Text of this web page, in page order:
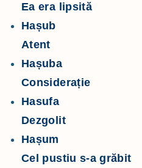
Ea era lipsită
Hașub
Atent
Hașuba
Considerație
Hasufa
Dezgolit
Hașum
Cel pustiu s-a grăbit